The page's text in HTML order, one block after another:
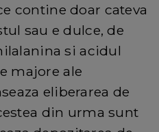
contine doar cateva
sau e dulce, de
si acidul
majore ale
eliberarea de
din urma sunt